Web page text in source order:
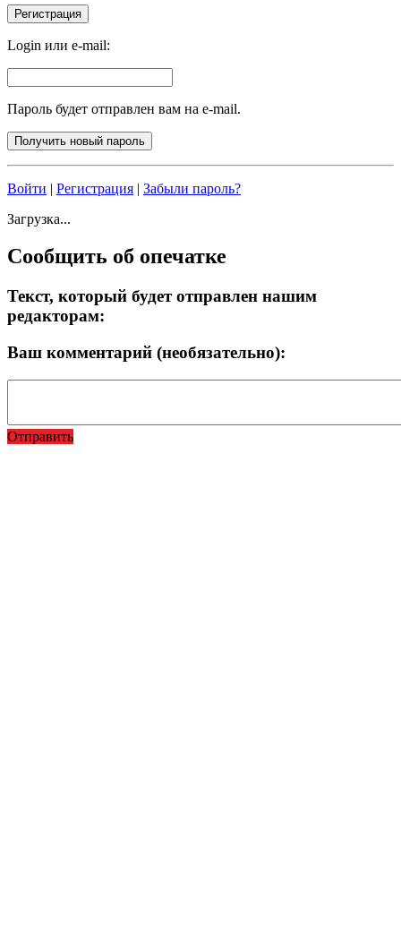
Login или e-mail:
Пароль будет отправлен вам на e-mail.
Войти | Регистрация | Забыли пароль?
Загрузка...
Сообщить об опечатке
Текст, который будет отправлен нашим
редакторам:
Ваш комментарий (необязательно):
Отправить